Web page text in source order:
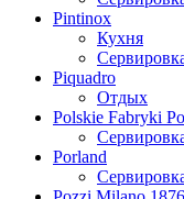
Pintinox
Кухня
Piquadro
Отдых
Polskie Fabryki
Porland